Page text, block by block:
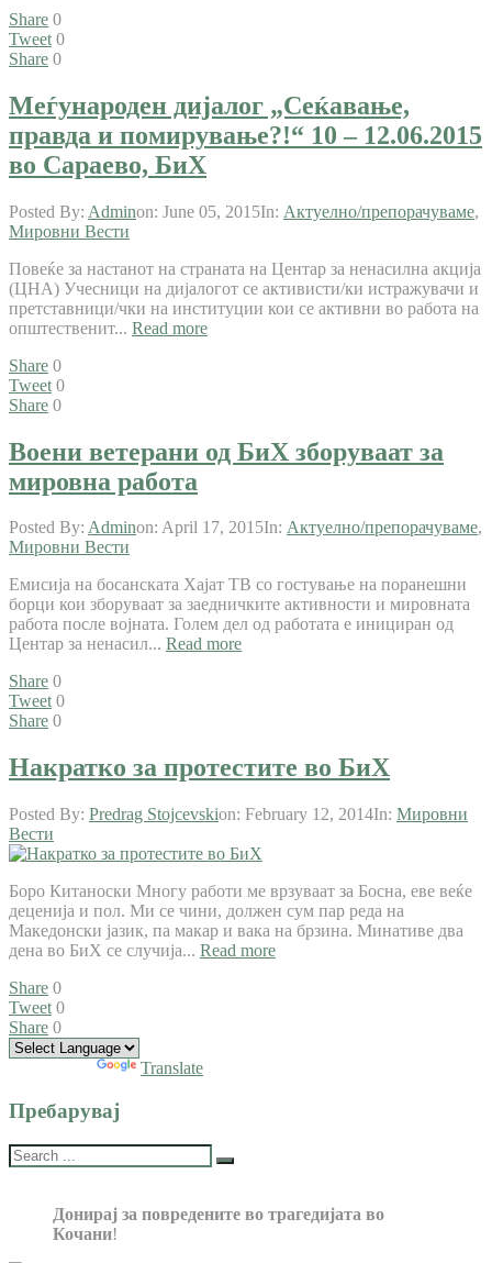
Share 0
Tweet 0
Share 0
Меѓународен дијалог „Сеќавање,
правда и помирување?!“ 10 – 12.06.2015
во Сараево, БиХ
Posted By: Adminon: June 05, 2015In: Актуелно/препорачуваме,
Мировни Вести
Повеќе за настанот на страната на Центар за ненасилна акција
(ЦНА) Учесници на дијалогот се активисти/ки истражувачи и
претставници/чки на институции кои се активни во работа на
општественит... Read more
Share 0
Tweet 0
Share 0
Воени ветерани од БиХ зборуваат за
мировна работа
Posted By: Adminon: April 17, 2015In: Актуелно/препорачуваме,
Мировни Вести
Емисија на босанската Хајат ТВ со гостување на поранешни
борци кои зборуваат за заедничките активности и мировната
работа после војната. Голем дел од работата е инициран од
Центар за ненасил... Read more
Share 0
Tweet 0
Share 0
Накратко за протестите во БиХ
Posted By: Predrag Stojcevskion: February 12, 2014In: Мировни
Вести
Боро Китаноски Многу работи ме врзуваат за Босна, еве веќе
деценија и пол. Ми се чини, должен сум пар реда на
Македонски јазик, па макар и вака на брзина. Минативе два
дена во БиХ се случија... Read more
Share 0
Tweet 0
Share 0
Translate
Пребарувај
Донирај за повредените во трагедијата во
Кочани!